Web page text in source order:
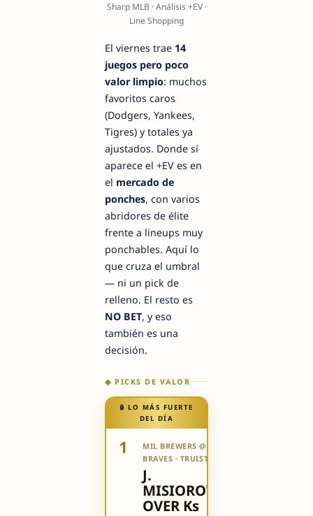
Sharp MLB · Análisis +EV ·
Line Shopping
El viernes trae 14
juegos pero poco
valor limpio: muchos
favoritos caros
(Dodgers, Yankees,
Tigres) y totales ya
ajustados. Donde sí
aparece el +EV es en
el mercado de
ponches, con varios
abridores de élite
frente a lineups muy
ponchables. Aquí lo
que cruza el umbral
— ni un pick de
relleno. El resto es
NO BET, y eso
también es una
decisión.
◆ PICKS DE VALOR
🔒 LO MÁS FUERTE
DEL DÍA
1
MIL BREWERS @ ATL
BRAVES · TRUIST PARK
J.
MISIOROWSKI
OVER Ks